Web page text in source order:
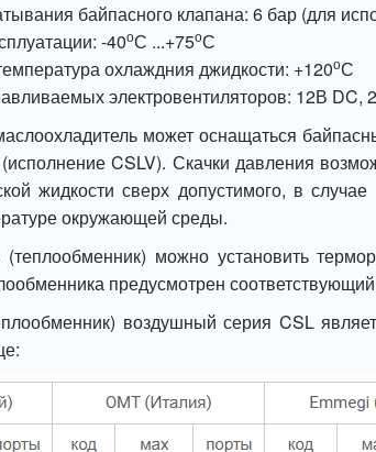
байпасного клапана: 6 бар (для
-40оС ...+75оС
охлаждния джидкости: +120оС
электровентиляторов: 12В DC,
может оснащаться
(исполнение CSLV). Скачки давления
жидкости сверх допустимого, в
окружающей среды.
можно установить
предусмотрен
воздушный серия CSL